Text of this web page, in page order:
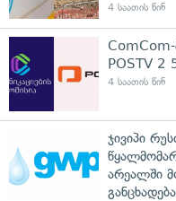
4 საათის წინ
ComCom-
POSTV 2
4 საათის წინ
ჯივიპი
არეალში